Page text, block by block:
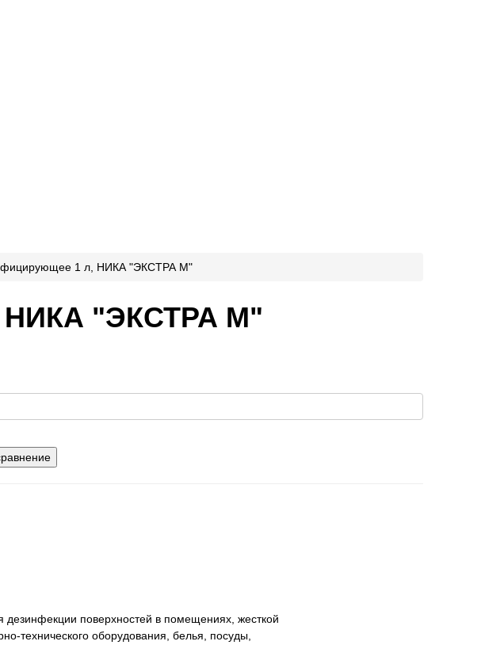
1 л, НИКА "ЭКСТРА М"
НИКА "ЭКСТРА М"
дезинфекции поверхностей в помещениях, жесткой
технического оборудования, белья, посуды,